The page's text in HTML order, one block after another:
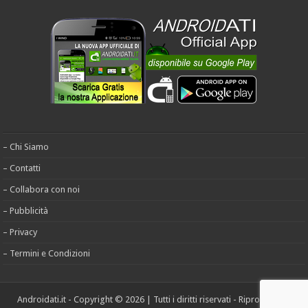
– Chi Siamo
– Contatti
– Collabora con noi
– Pubblicità
– Privacy
– Termini e Condizioni
Androidati.it - Copyright © 2026 | Tutti i diritti riservati - Riproduzione